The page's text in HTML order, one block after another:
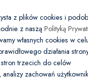
Kraj PL
z plików cookies i
z nasząPolityką
własnych cookies w
działania
trzecich do celów
analizy zachowań